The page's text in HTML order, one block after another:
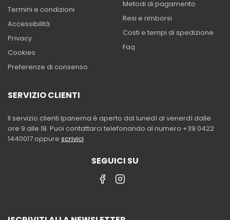
Termini e condizioni
Accessibilità
Privacy
Cookies
Preferenze di consenso
Metodi di pagamento
Resi e rimborsi
Costi e tempi di spedizione
Faq
SERVIZIO CLIENTI
Il servizio clienti Ipanema è aperto dal lunedì al venerdì dalle
ore 9 alle 18. Puoi contattarci telefonando al numero +39 0422
1440017 oppure scrivici.
SEGUICI SU